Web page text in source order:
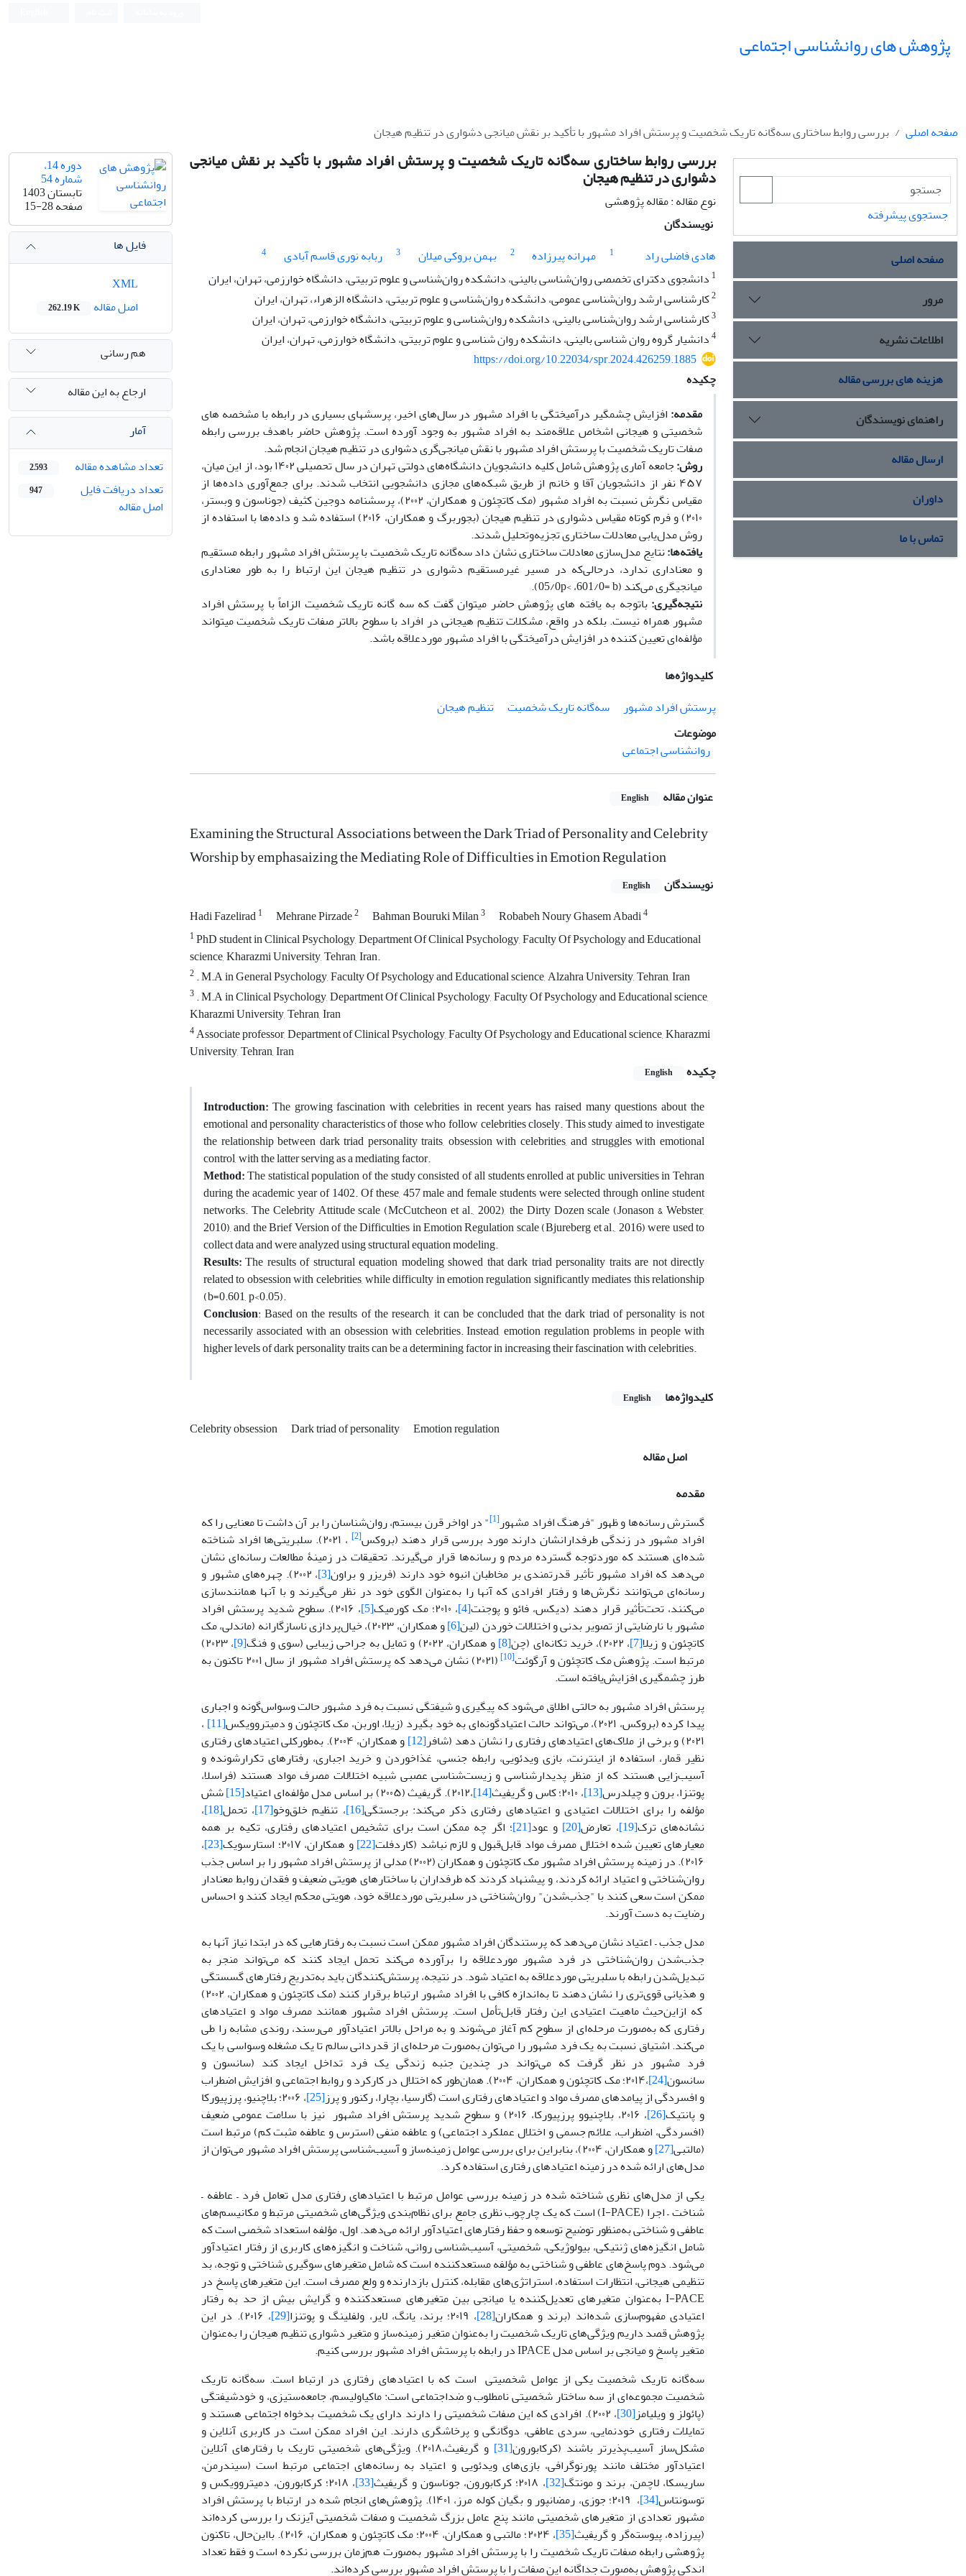
پژوهش های روانشناسی اجتماعی
صفحه اصلی بررسی روابط ساختاری سه‌گانه تاریک شخصیت و پرستش افراد مشهور با تأکید بر نقش میانجی دشواری در تنظیم هیجان
بررسی روابط ساختاری سه‌گانه تاریک شخصیت و پرستش افراد مشهور با تأکید بر نقش میانجی
دشواری در تنظیم هیجان
نوع مقاله : مقاله پژوهشی
نویسندگان
هادی فاضلی راد
1 مهرانه پیرزاده 2 بهمن بروکی میلان 3 ربابه نوری قاسم آبادی
4
1 دانشجوی دکترای تخصصی روان‌شناسی بالینی، دانشکده روان‌شناسی و علوم تربیتی، دانشگاه خوارزمی، تهران، ایران
2کارشناسی ارشد روان‌شناسی عمومی، دانشکده روان‌شناسی و علوم تربیتی، دانشگاه الزهراء، تهران، ایران
3کارشناسی ارشد روان‌شناسی بالینی، دانشکده روان‌شناسی و علوم تربیتی، دانشگاه خوارزمی، تهران، ایران
4دانشیار گروه روان شناسی بالینی، دانشکده روان شناسی و علوم تربیتی، دانشگاه خوارزمی، تهران، ایران
https://doi.org/10.22034/spr.2024.426259.1885
چکیده
مقدمه: افزایش چشمگیر درآمیختگی با افراد مشهور در سال‌‌های اخیر، پرسش­های بسیاری در رابطه با مشخصه­ های
شخصیتی و هیجانی اشخاص علاقه‌مند به افراد مشهور به­ وجود آورده است. پژوهش حاضر باهدف بررسی رابطه
صفات تاریک شخصیت با پرستش افراد مشهور با نقش میانجی‌گری دشواری در تنظیم هیجان انجام شد.
روش:
جامعه آماری پژوهش شامل کلیه دانشجویان دانشگاه‌های دولتی تهران در سال تحصیلی ۱۴۰۲ بود، از این میان،
۴۵۷ نفر از دانشجویان آقا و خانم از طریق شبکه‌های مجازی دانشجویی انتخاب شدند. برای جمع‌آوری داده‌ها از
مقیاس نگرش نسبت به افراد مشهور (مک کاتچئون و همکاران، ۲۰۰۲)، پرسشنامه دوجین کثیف (جوناسون و وبستر،
۲۰۱۰) و فرم کوتاه مقیاس دشواری در تنظیم هیجان (بجوربرگ و همکاران، ۲۰۱۶) استفاده شد و داده‌ها با استفاده از
روش مدل‌یابی معادلات ساختاری تجزیه‌وتحلیل شدند.
یافته‌ها:نتایج مدل‌سازی معادلات ساختاری نشان داد سه‌گانه تاریک شخصیت با پرستش افراد مشهور رابطه مستقیم
و معناداری ندارد، درحالی‌که در مسیر غیرمستقیم دشواری در تنظیم هیجان این ارتباط را به طور معناداری
میانجیگری می‌کند (05/0p< ،601/0= b).
نتیجه‌گیری: باتوجه ‌به یافته­ های پژوهش حاضر می­توان گفت که سه ­گانه تاریک شخصیت الزاماً با پرستش افراد
مشهور همراه نیست. بلکه در واقع، مشکلات تنظیم هیجانی در افراد با سطوح بالاتر صفات تاریک شخصیت می­تواند
مؤلفه‌ای تعیین­ کننده در افزایش درآمیختگی با افراد مشهور موردعلاقه باشد.
کلیدواژه‌ها
پرستش افراد مشهور
سه‌گانه تاریک شخصیت
تنظیم هیجان
موضوعات
روانشناسی اجتماعی
عنوان مقاله English
Examining the Structural Associations between the Dark Triad of Personality and Celebrity
Worship by emphasaizing the Mediating Role of Difficulties in Emotion Regulation
نویسندگان English
Hadi Fazelirad1 Mehrane Pirzade2 Bahman Bouruki Milan3 Robabeh Noury Ghasem Abadi4
1PhD student in Clinical Psychology, Department Of Clinical Psychology, Faculty Of Psychology and Educational
science, Kharazmi University, Tehran, Iran.
2. M.A in General Psychology, Faculty Of Psychology and Educational science, Alzahra University, Tehran, Iran
3. M.A in Clinical Psychology, Department Of Clinical Psychology, Faculty Of Psychology and Educational science,
Kharazmi University, Tehran, Iran
4Associate professor, Department of Clinical Psychology, Faculty Of Psychology and Educational science, Kharazmi
University, Tehran, Iran
چکیده
English
Introduction: The growing fascination with celebrities in recent years has raised many questions about the
emotional and personality characteristics of those who follow celebrities closely. This study aimed to investigate
the relationship between dark triad personality traits, obsession with celebrities, and struggles with emotional
control, with the latter serving as a mediating factor.
Method:The statistical population of the study consisted of all students enrolled at public universities in Tehran
during the academic year of 1402. Of these, 457 male and female students were selected through online student
networks. The Celebrity Attitude scale (McCutcheon et al., 2002), the Dirty Dozen scale (Jonason & Webster,
2010), and the Brief Version of the Difficulties in Emotion Regulation scale (Bjureberg et al., 2016) were used to
collect data and were analyzed using structural equation modeling.
Results:The results of structural equation modeling showed that dark triad personality traits are not directly
related to obsession with celebrities, while difficulty in emotion regulation significantly mediates this relationship
(b=0.601, p<0.05).
Conclusion: Based on the results of the research, it can be concluded that the dark triad of personality is not
necessarily associated with an obsession with celebrities. Instead, emotion regulation problems in people with
higher levels of dark personality traits can be a determining factor in increasing their fascination with celebrities.
کلیدواژه‌ها English
Celebrity obsession Dark triad of personality
Emotion regulation
اصل مقاله
مقدمه
گسترش رسانه‌ها و ظهور "فرهنگ افراد مشهور[1] " در اواخر قرن بیستم، روان‌شناسان را بر آن داشت تا معنایی را که
افراد مشهور در زندگی طرفدارانشان دارند مورد بررسی قرار دهند (بروکس[2]
، ۲۰۲۱). سلبریتی‌ها افراد شناخته
شده‌ای هستند که موردتوجه گسترده مردم و رسانه‌ها قرار می‌گیرند. تحقیقات در زمینۀ مطالعات رسانه‌ای نشان
می‌دهد که افراد مشهور تأثیر قدرتمندی بر مخاطبان انبوه خود دارند (فریزر و براون[3]
، ۲۰۰۲). چهره‌های مشهور و
رسانه‌ای می‌توانند نگرش‌ها و رفتار افرادی که آنها را به‌عنوان الگوی خود در نظر می‌گیرند و با آنها همانندسازی
می‌کنند، تحت‌تأثیر قرار دهند (دیکس، فائو و پوجنت[4] ، ۲۰۱۰؛ مک کورمیک [5]
، ۲۰۱۶). سطوح شدید پرستش افراد
مشهور با نارضایتی از تصویر بدنی و اختلالات خوردن (لین[6]
و همکاران، ۲۰۲۳)، خیال‌پردازی ناسازگارانه (ماندلی، مک
کاتچئون و زیلا[7] ، ۲۰۲۲)، خرید تکانه‌ای (چن [8] و همکاران، ۲۰۲۲) و تمایل به جراحی زیبایی (سوی و فنگ [9]
، ۲۰۲۳)
مرتبط است. پژوهش مک کاتچئون و آرگوئت[10]
(۲۰۲۱) نشان می‌دهد که پرستش افراد مشهور از سال ۲۰۰۱ تاکنون به
طرز چشمگیری افزایش‌یافته است.
پرستش افراد مشهور به حالتی اطلاق می‌شود که پیگیری و شیفتگی نسبت به فرد مشهور حالت وسواس‌گونه و اجباری
پیدا کرده (بروکس، ۲۰۲۱)، می‌تواند حالت اعتیادگونه‌ای به خود بگیرد (زیلا، اوربن، مک کاتچئون و دمیتروویکس
[11]
،
۲۰۲۱) و برخی از ملاک‌های اعتیادهای رفتاری را نشان دهد (شافر
[12]
و همکاران، ۲۰۰۴). به‌طورکلی اعتیادهای رفتاری
نظیر قمار، استفاده از اینترنت، بازی ویدئویی، رابطه جنسی، غذاخوردن و خرید اجباری، رفتارهای تکرارشونده و
آسیب‌زایی هستند که از منظر پدیدارشناسی و زیست‌شناسی عصبی شبیه اختلالات مصرف مواد هستند (فراسلا،
پوتنزا، برون و چیلدرس[13] ، ۲۰۱۰؛ کاس و گریفیث [14] ،۲۰۱۲). گریفیث (۲۰۰۵) بر اساس مدل مؤلفه‌ای اعتیاد [15]
شش
مؤلفه را برای اختلالات اعتیادی و اعتیادهای رفتاری ذکر می‌کند: برجستگی[16] ، تنظیم خلق‌وخو[17] ، تحمل[18]
،
نشانه‌های ترک[19] ، تعارض[20] و عود[21]
؛ اگر چه ممکن است برای تشخیص اعتیادهای رفتاری، تکیه بر همه
معیارهای تعیین شده اختلال مصرف مواد قابل‌قبول و لازم نباشد (کاردفلت[22] و همکاران، ۲۰۱۷؛ استارسویک [23]
،
۲۰۱۶). در زمینه پرستش افراد مشهور مک کاتچئون و همکاران (۲۰۰۲) مدلی از پرستش افراد مشهور را بر اساس جذب
روان‌شناختی و اعتیاد ارائه کردند، و پیشنهاد کردند که طرفداران با ساختارهای هویتی ضعیف و فقدان روابط معنادار
ممکن است سعی کنند با "جذب‌شدن" روان‌شناختی در سلبریتی موردعلاقه خود، هویتی محکم ایجاد کنند و احساس
رضایت به دست آورند.
مدل جذب – اعتیاد نشان می‌دهد که پرستندگان افراد مشهور ممکن است نسبت به رفتارهایی که در ابتدا نیاز آنها به
جذب‌شدن روان‌شناختی در فرد مشهور موردعلاقه را برآورده می‌کند تحمل ایجاد کنند که می‌تواند منجر به
تبدیل‌شدن رابطه با سلبریتی موردعلاقه به اعتیاد شود. در نتیجه، پرستش‌کنندگان باید به‌تدریج رفتارهای گسستگی
و هذیانی قوی‌تری را نشان دهند تا به‌اندازه کافی با افراد مشهور ارتباط برقرار کنند (مک کاتچئون و همکاران، ۲۰۰۲)
که ازاین‌حیث ماهیت اعتیادی این رفتار قابل‌تأمل است. پرستش افراد مشهور همانند مصرف مواد و اعتیادهای
رفتاری که به‌صورت مرحله‌ای از سطوح کم آغاز می‌شوند و به مراحل بالاتر اعتیادآور می‌رسند، روندی مشابه را طی
می‌کند. اشتیاق نسبت به یک فرد مشهور را می‌توان به‌صورت مرحله‌ای از قدردانی سالم تا یک مشغله وسواسی با یک
فرد مشهور در نظر گرفت که می‌تواند در چندین جنبه زندگی یک فرد تداخل ایجاد کند (سانسون و
سانسون[24]
،۲۰۱۴؛ مک کاتچئون و همکاران، ۲۰۰۴). همان‌طور که اختلال در کارکرد و روابط اجتماعی و افزایش اضطراب
و افسردگی از پیامدهای مصرف مواد و اعتیادهای رفتاری است (گارسیا، بچارا، رکنور و پرز[25]
، ۲۰۰۶؛ بلاچنیو، پرزپیورکا
و پانتیک[26]
، ۲۰۱۶، بلاچنیوو پرزپیورکا، ۲۰۱۶) و سطوح شدید پرستش افراد مشهور نیز با سلامت عمومی ضعیف
(افسردگی، اضطراب، علائم جسمی و اختلال عملکرد اجتماعی) و عاطفه منفی (استرس و عاطفه مثبت کم) مرتبط است
(مالتبی[27]
و همکاران، ۲۰۰۴)، بنابراین برای بررسی عوامل زمینه‌ساز و آسیب‌شناسی پرستش افراد مشهور می‌توان از
مدل‌های ارائه شده در زمینه اعتیادهای رفتاری استفاده کرد.
یکی از مدل‌های نظری شناخته شده در زمینه بررسی عوامل مرتبط با اعتیادهای رفتاری مدل تعامل فرد – عاطفه –
شناخت – اجرا (I-PACE) است که یک چارچوب نظری جامع برای نظام‌بندی ویژگی‌های شخصیتی مرتبط و مکانیسم‌های
عاطفی و شناختی به‌منظور توضیح توسعه و حفظ رفتارهای اعتیادآور ارائه می‌دهد. اول، مؤلفه استعداد شخصی است که
شامل انگیزه‌های ژنتیکی، بیولوژیکی، شخصیتی، آسیب‌شناسی روانی، شناخت و انگیزه‌های کاربری از رفتار اعتیادآور
می‌شود. دوم پاسخ‌های عاطفی و شناختی به مؤلفه مستعدکننده است که شامل متغیرهای سوگیری شناختی و توجه، بد
تنظیمی هیجانی، انتظارات استفاده، استراتژی‌های مقابله، کنترل بازدارنده و ولع مصرف است. این متغیرهای پاسخ در
I-PACE به‌عنوان متغیرهای تعدیل‌کننده یا میانجی بین متغیرهای مستعدکننده و گرایش بیش از حد به رفتار
اعتیادی مفهوم‌سازی شده‌اند (برند و همکاران[28] ، ۲۰۱۹؛ برند، یانگ، لایر، ولفلینگ و پوتنزا [29]
، ۲۰۱۶). در این
پژوهش قصد داریم ویژگی‌های تاریک شخصیت را به‌عنوان متغیر زمینه‌ساز و متغیر دشواری تنظیم هیجان را به‌عنوان
متغیر پاسخ و میانجی بر اساس مدل IPACE در رابطه با پرستش افراد مشهور بررسی کنیم.
سه‌گانه تاریک شخصیت یکی از عوامل شخصیتی است که با اعتیادهای رفتاری در ارتباط است. سه‌گانه تاریک
شخصیت مجموعه‌ای از سه ساختار شخصیتی نامطلوب و ضداجتماعی است: ماکیاولیسم، جامعه‌ستیزی، و خودشیفتگی
(پائولز و ویلیامز[30]
، ۲۰۰۲). افرادی که این صفات شخصیتی را دارند دارای یک شخصیت بدخواه اجتماعی هستند و
تمایلات رفتاری خودنمایی، سردی عاطفی، دوگانگی و پرخاشگری دارند. این افراد ممکن است در کاربری آنلاین و
مشکل‌ساز آسیب‌پذیرتر باشند (کرکابورون[31]
و گریفیث،۲۰۱۸). ویژگی‌های شخصیتی تاریک با رفتارهای آنلاین
اعتیادآور مختلف مانند پورنوگرافی، بازی‌های ویدئویی و اعتیاد به رسانه‌های اجتماعی مرتبط است (سیندرمن،
ساریسکا، لاچمن، برند و مونتگ[32] ، ۲۰۱۸؛ کرکابورون، جوناسون و گریفیث [33]
، ۲۰۱۸؛ کرکابورون، دمیتروویکس و
توسونتاس[34]
، ۲۰۱۹؛ جوزی، رمضانپور و بگیان کوله مرز، ۱۴۰۱). پژوهش‌های انجام شده در ارتباط با پرستش افراد
مشهور تعدادی از متغیرهای شخصیتی مانند پنج عامل بزرگ شخصیت و صفات شخصیتی آیزنک را بررسی کرده‌اند
(پیرزاده، پیوسته‌گر و گریفیث[35]
، ۲۰۲۴؛ مالتبی و همکاران، ۲۰۰۴؛ مک کاتچئون و همکاران، ۲۰۱۶). بااین‌حال، تاکنون
پژوهشی رابطه صفات تاریک شخصیت را با پرستش افراد مشهور به‌صورت هم‌زمان بررسی نکرده است و فقط تعداد
اندکی پژوهش به‌صورت جداگانه این صفات را با پرستش افراد مشهور بررسی کرده‌اند.
دوره 14،
شماره 54
تابستان 1403
صفحه15-28
فایل ها
اصل مقاله
262.19 K
هم رسانی
ارجاع به این مقاله
آمار
تعداد مشاهده مقاله
2,593
تعداد دریافت فایل
اصل مقاله
947
جستجوی پیشرفته
صفحه اصلی
مرور
اطلاعات نشریه
هزینه های بررسی مقاله
راهنمای نویسندگان
ارسال مقاله
داوران
تماس با ما